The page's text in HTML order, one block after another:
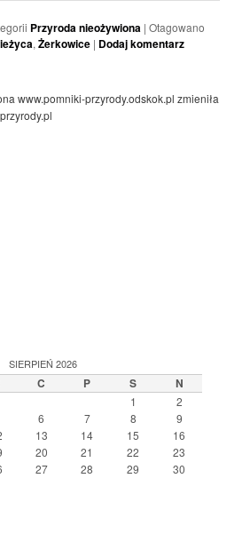
Przyroda nieożywiona |Otagowano
,Żerkowice | Dodaj komentarz
www.pomniki-przyrody.odskok.pl zmieniła
SIERPIEŃ 2026
C P S N
1
2
6 7 8
9
13 14 15
16
20 21 22
23
27 28 29
30